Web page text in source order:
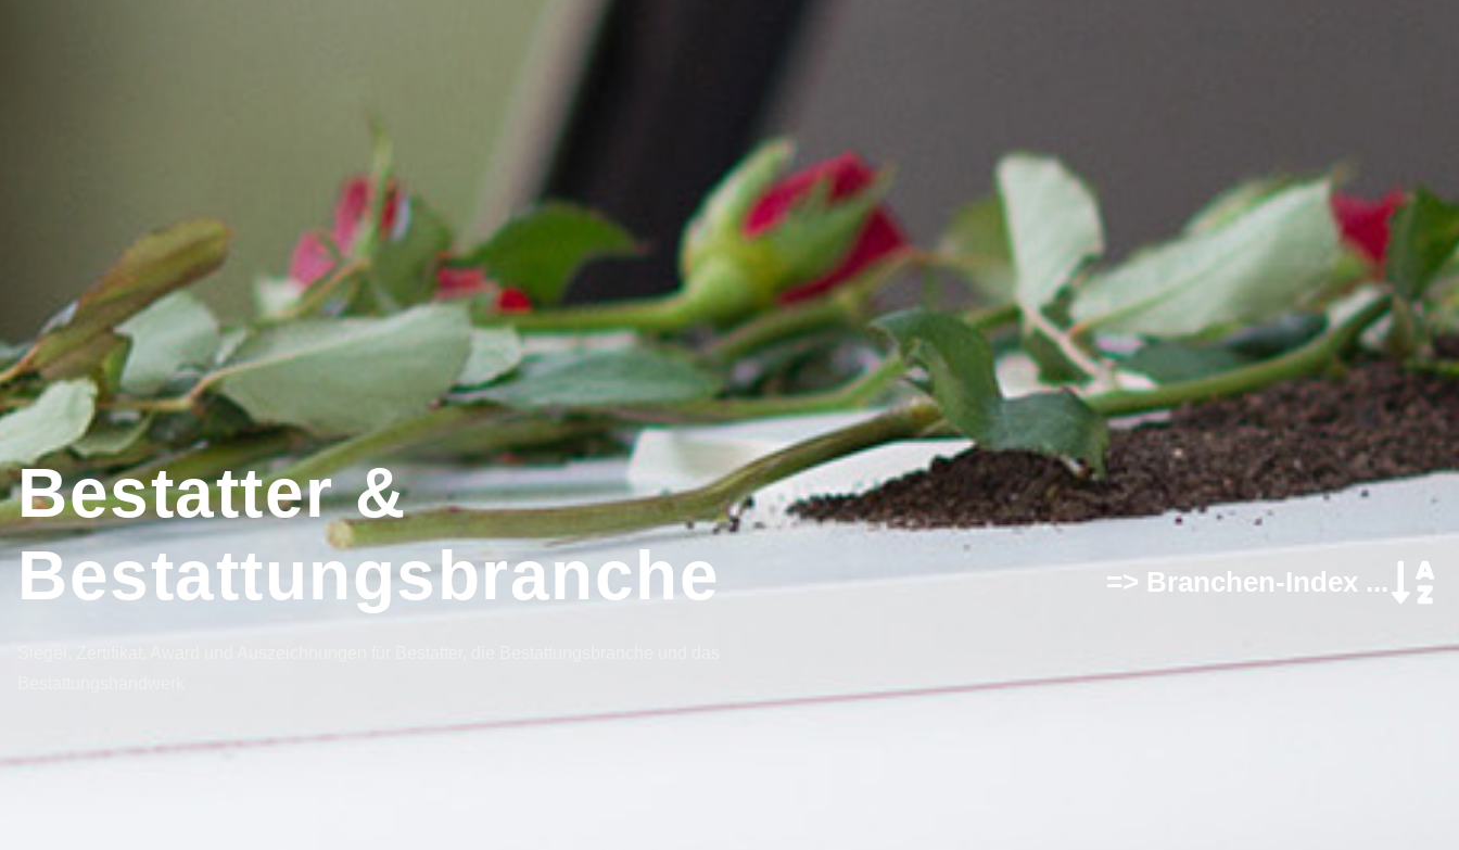
Bestatter &
Bestattungsbranche
=> Branchen-Index ...